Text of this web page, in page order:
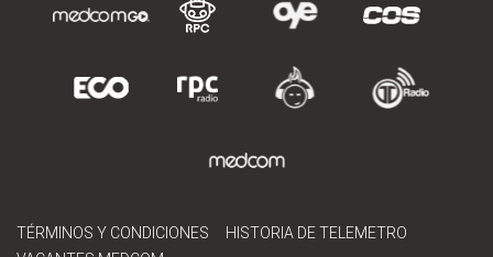
TÉRMINOS Y CONDICIONES
HISTORIA DE TELEMETRO